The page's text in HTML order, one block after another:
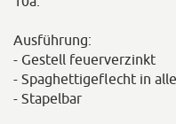
Ausführung:
- Gestell feuerverzinkt
- Spaghettigeflecht in
- Stapelbar